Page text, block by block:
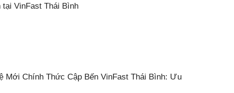
VinFast Thái Bình
Mới Chính Thức Cập Bến VinFast Thái Bình: Ưu